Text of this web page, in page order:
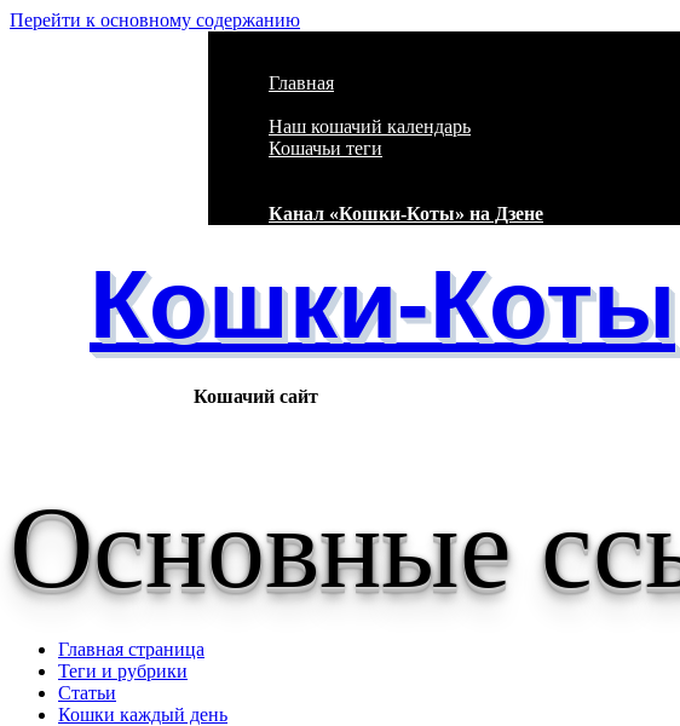
Перейти к основному содержанию
Главная
Наш кошачий календарь
Кошачьи теги
Канал «Кошки-Коты» на Дзене
Кошки-Коты
Кошачий сайт
Основные
Главная страница
Теги и рубрики
Статьи
Кошки каждый день